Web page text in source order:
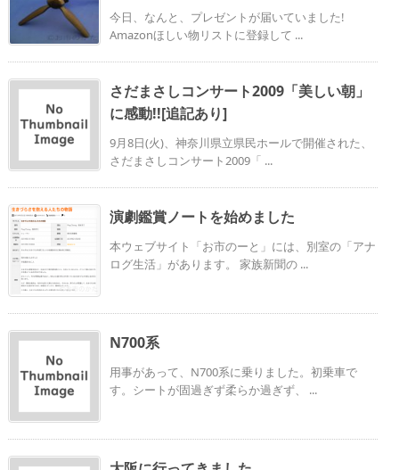
今日、なんと、プレゼントが届いていました!
Amazonほしい物リストに登録して ...
さだまさしコンサート2009「美しい朝」
に感動!![追記あり]
9月8日(火)、神奈川県立県民ホールで開催された、
さだまさしコンサート2009「 ...
演劇鑑賞ノートを始めました
本ウェブサイト「お市のーと」には、別室の「アナ
ログ生活」があります。 家族新聞の ...
N700系
用事があって、N700系に乗りました。初乗車で
す。シートが固過ぎず柔らか過ぎず、 ...